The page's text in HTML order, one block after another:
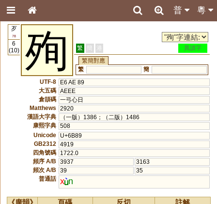
粵
普
歹
78
6
(10)
殉 繁 簡 港
異讀字
繁簡對應
繁
簡
UTF-8
E6 AE 89
大五碼 AEEE
倉頡碼 一弓心日
Matthews
2920
漢語大字典
（一版）1386；（二版）1486
康熙字典 508
Unicode
U+6B89
GB2312
4919
四角號碼
1722.0
頻序 A/B
3937
3163
頻次 A/B
39
35
普通話 x n
《廣韻》 頁碼 反切
註解